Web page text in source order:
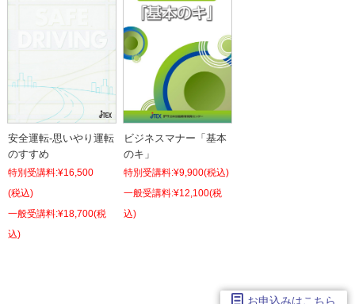
お申込みはこちら
安全運転-思いやり運転
のすすめ
特別受講料:¥16,500
(税込)
¥18,700(税
込)
ビジネスマナー「基本
のキ」
特別受講料:¥9,900(税込)
¥12,100(税
込)